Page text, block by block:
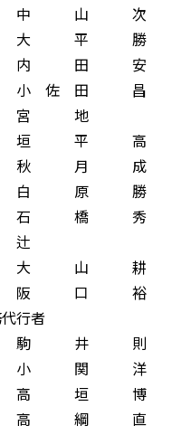
山 次
平 勝
安
佐 田 昌
宮 地
平 高
秋 月 成
白 原 勝
石 橋 秀
長 辻
山 耕
口 裕
行者
則
関 洋
高 垣 博
高 綱 直